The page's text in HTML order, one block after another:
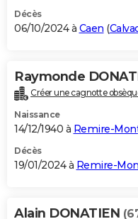
Décès
06/10/2024 à Caen (
Raymonde
Créer une cagnotte
Naissance
14/12/1940 à Remire-
Décès
19/01/2024 à Remire-
Alain DONATIEN